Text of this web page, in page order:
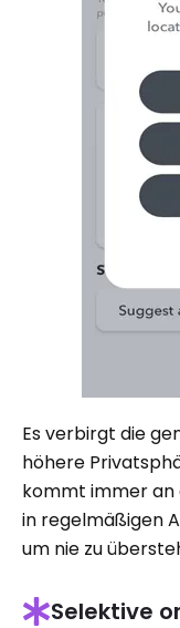
Es verbirgt die
höhere
kommt immer an
in regelmäßigen
um nie zu
Selektive